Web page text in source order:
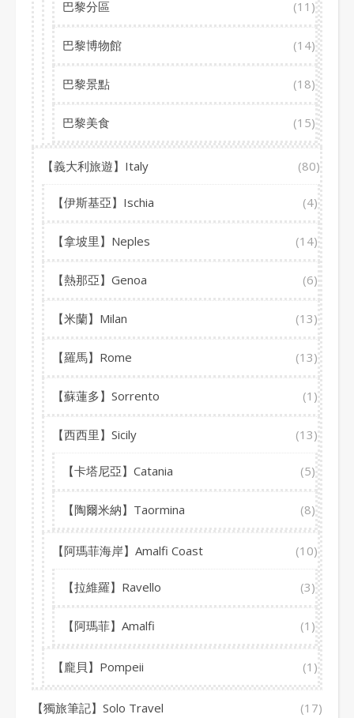
巴黎分區 (11)
巴黎博物館 (14)
巴黎景點 (18)
巴黎美食 (15)
【義大利旅遊】Italy (80)
【伊斯基亞】Ischia (4)
【拿坡里】Neples (14)
【熱那亞】Genoa (6)
【米蘭】Milan (13)
【羅馬】Rome (13)
【蘇蓮多】Sorrento (1)
【西西里】Sicily (13)
【卡塔尼亞】Catania (5)
【陶爾米納】Taormina (8)
【阿瑪菲海岸】Amalfi Coast (10)
【拉維羅】Ravello (3)
【阿瑪菲】Amalfi (1)
【龐貝】Pompeii (1)
【獨旅筆記】Solo Travel (17)